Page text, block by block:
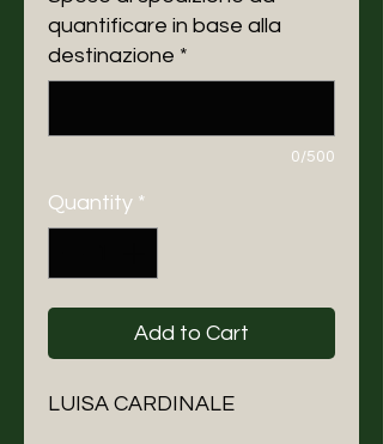
quantificare in base alla
destinazione *
0/500
Quantity *
Add to Cart
LUISA CARDINALE